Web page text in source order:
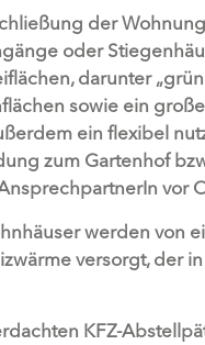
der
oder
darunter
sowie ein
ein flexibel
zum Gartenhof
vor
werden von
versorgt, der
KFZ-